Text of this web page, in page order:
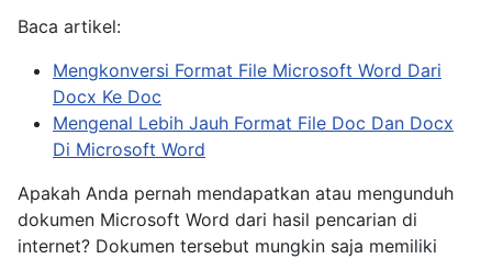
Baca artikel:
Mengkonversi Format File Microsoft Word Dari
Docx Ke Doc
Mengenal Lebih Jauh Format File Doc Dan Docx
Di Microsoft Word
Apakah Anda pernah mendapatkan atau mengunduh
dokumen Microsoft Word dari hasil pencarian di
internet? Dokumen tersebut mungkin saja memiliki